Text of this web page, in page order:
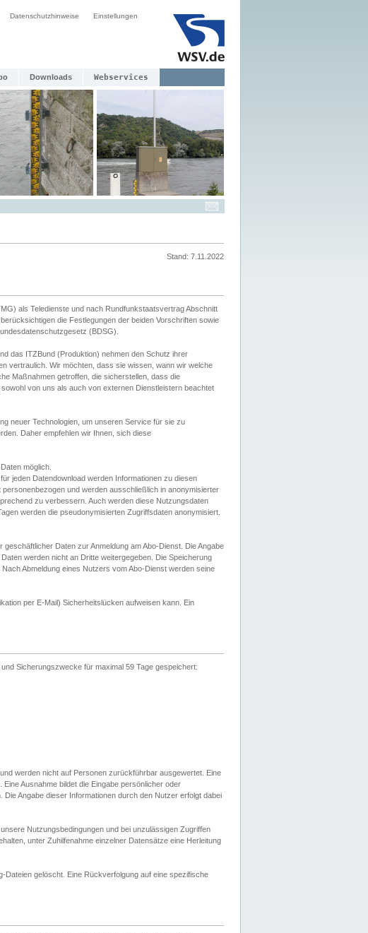
Datenschutzhinweise Einstellungen
Downloads Webservices
Stand: 7.11.2022
als Teledienste und nach Rundfunkstaatsvertrag Abschnitt
die Festlegungen der beiden Vorschriften sowie
(BDSG).
das ITZBund (Produktion) nehmen den Schutz ihrer
vertraulich. Wir möchten, dass sie wissen, wann wir welche
Maßnahmen getroffen, die sicherstellen, dass die
von uns als auch von externen Dienstleistern beachtet
neuer Technologien, um unseren Service für sie zu
Daher empfehlen wir Ihnen, sich diese
möglich.
jeden Datendownload werden Informationen zu diesen
und werden ausschließlich in anonymisierter
zu verbessern. Auch werden diese Nutzungsdaten
werden die pseudonymisierten Zugriffsdaten anonymisiert.
Daten zur Anmeldung am Abo-Dienst. Die Angabe
werden nicht an Dritte weitergegeben. Die Speicherung
Abmeldung eines Nutzers vom Abo-Dienst werden seine
per E-Mail) Sicherheitslücken aufweisen kann. Ein
Sicherungszwecke für maximal 59 Tage gespeichert:
werden nicht auf Personen zurückführbar ausgewertet. Eine
Ausnahme bildet die Eingabe persönlicher oder
Angabe dieser Informationen durch den Nutzer erfolgt dabei
Nutzungsbedingungen und bei unzulässigen Zugriffen
unter Zuhilfenahme einzelner Datensätze eine Herleitung
gelöscht. Eine Rückverfolgung auf eine spezifische